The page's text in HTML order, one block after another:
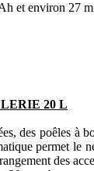
et environ 27
20 L
des poêles
permet
des